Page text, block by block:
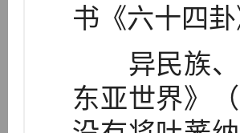
书《六十四
异民族、
东亚世界》